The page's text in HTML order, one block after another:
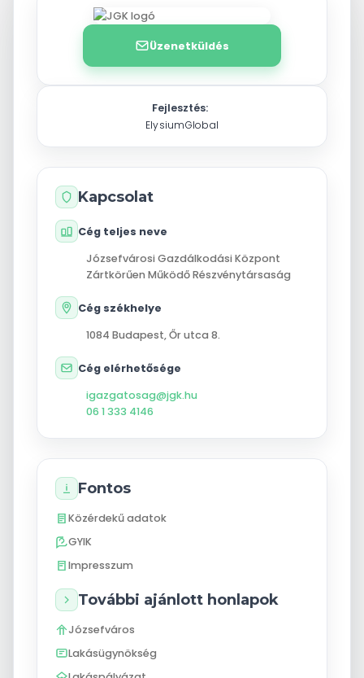
Üzenetküldés
Fejlesztés:
ElysiumGlobal
Kapcsolat
Cég teljes neve
Józsefvárosi Gazdálkodási Központ
Zártkörűen Működő Részvénytársaság
Cég székhelye
1084 Budapest,Őr utca 8.
Cég elérhetősége
igazgatosag@jgk.hu
06 1 333 4146
Fontos
Közérdekű adatok
GYIK
Impresszum
További ajánlott honlapok
Józsefváros
Lakásügynökség